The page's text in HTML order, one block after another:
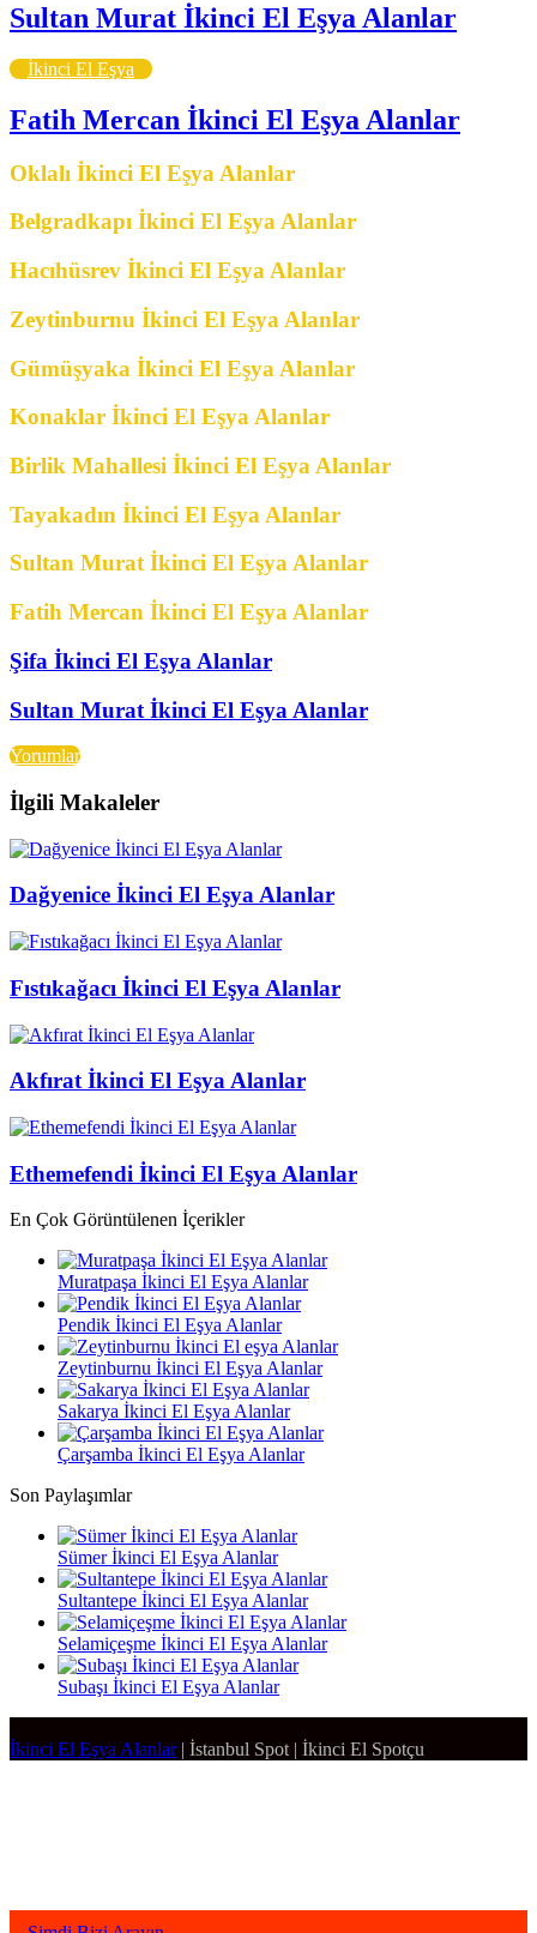
Sultan Murat İkinci El Eşya Alanlar
İkinci El Eşya
Fatih Mercan İkinci El Eşya Alanlar
Oklalı İkinci El Eşya Alanlar
Belgradkapı İkinci El Eşya Alanlar
Hacıhüsrev İkinci El Eşya Alanlar
Zeytinburnu İkinci El Eşya Alanlar
Gümüşyaka İkinci El Eşya Alanlar
Konaklar İkinci El Eşya Alanlar
Birlik Mahallesi İkinci El Eşya Alanlar
Tayakadın İkinci El Eşya Alanlar
Sultan Murat İkinci El Eşya Alanlar
Fatih Mercan İkinci El Eşya Alanlar
Şifa İkinci El Eşya Alanlar
Sultan Murat İkinci El Eşya Alanlar
Yorumlar
İlgili Makaleler
Dağyenice İkinci El Eşya Alanlar
Fıstıkağacı İkinci El Eşya Alanlar
Akfırat İkinci El Eşya Alanlar
Ethemefendi İkinci El Eşya Alanlar
En Çok Görüntülenen İçerikler
Muratpaşa İkinci El Eşya Alanlar
Pendik İkinci El Eşya Alanlar
Zeytinburnu İkinci El Eşya Alanlar
Sakarya İkinci El Eşya Alanlar
Çarşamba İkinci El Eşya Alanlar
Son Paylaşımlar
Sümer İkinci El Eşya Alanlar
Sultantepe İkinci El Eşya Alanlar
Selamiçeşme İkinci El Eşya Alanlar
Subaşı İkinci El Eşya Alanlar
İkinci El Eşya Alanlar İstanbul Spot İkinci El Spotçu